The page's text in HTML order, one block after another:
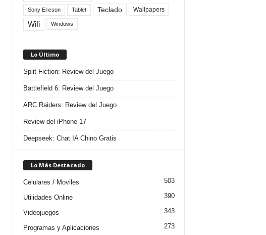
Sony Ericson Tablet Teclado Wallpapers
Wifi Windows
Lo Último
Split Fiction: Review del Juego
Battlefield 6: Review del Juego
ARC Raiders: Review del Juego
Review del iPhone 17
Deepseek: Chat IA Chino Gratis
Lo Más Destacado
Celulares / Moviles 503
Utilidades Online 390
Videojuegos 343
Programas y Aplicaciones 273